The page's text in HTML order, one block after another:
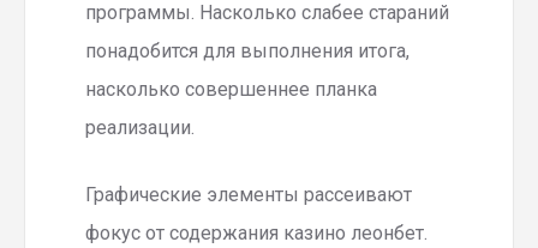
программы. Насколько слабее стараний
понадобится для выполнения итога,
насколько совершеннее планка
реализации.
Графические элементы рассеивают
фокус от содержания казино леонбет.